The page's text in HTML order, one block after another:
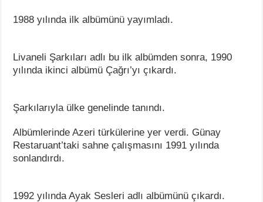
1988 yılında ilk albümünü yayımladı.
Livaneli Şarkıları adlı bu ilk albümden sonra, 1990
yılında ikinci albümü Çağrı’yı çıkardı.
Şarkılarıyla ülke genelinde tanındı.
Albümlerinde Azeri türkülerine yer verdi. Günay
Restaruant’taki sahne çalışmasını 1991 yılında
sonlandırdı.
1992 yılında Ayak Sesleri adlı albümünü çıkardı.